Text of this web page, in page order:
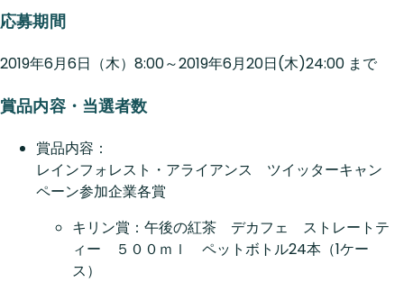
応募期間
2019年6月6日（木）8:00～2019年6月20日(木)24:00 まで
賞品内容・当選者数
賞品内容：
レインフォレスト・アライアンス ツイッターキャン
ペーン参加企業各賞
キリン賞：午後の紅茶 デカフェ ストレートテ
ィー ５００ｍｌ ペットボトル24本（1ケー
ス）